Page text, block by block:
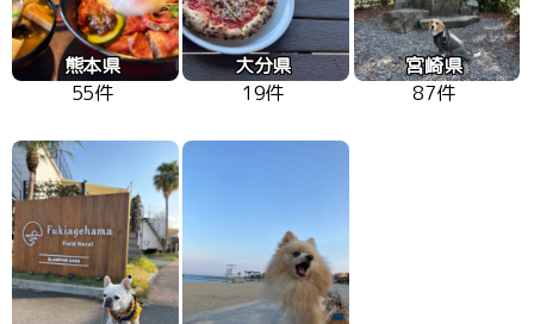
熊本県
55件
大分県
19件
宮崎県
87件